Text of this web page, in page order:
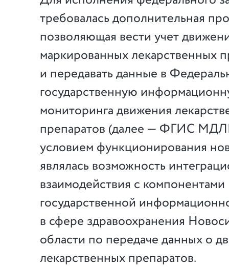
требовалась дополнительная
позволяющая вести учет
маркированных лекарственных
и передавать данные в
государственную
мониторинга движения
препаратов (далее — ФГИС
условием функционирования
являлась возможность
взаимодействия с
государственной
в сфере здравоохранения
области по передаче данных о
лекарственных препаратов.